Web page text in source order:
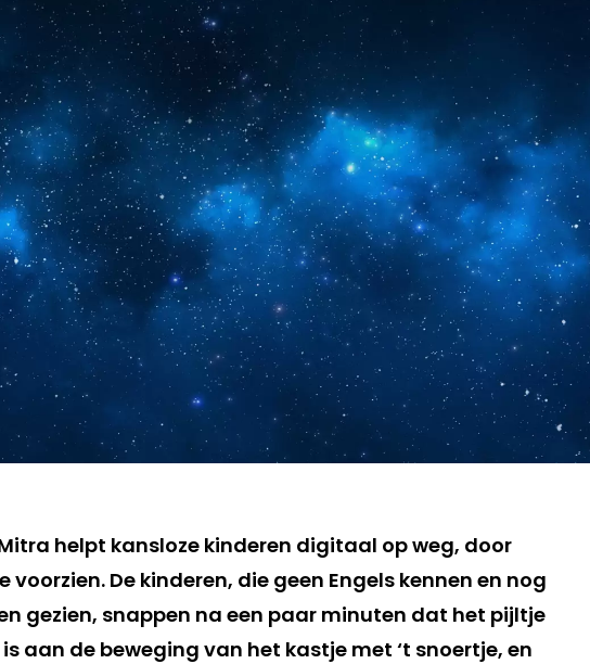
helpt kansloze kinderen digitaal op weg, door
voorzien. De kinderen, die geen Engels kennen en nog
gezien, snappen na een paar minuten dat het pijltje
aan de beweging van het kastje met ‘t snoertje, en